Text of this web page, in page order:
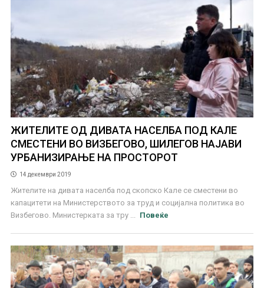
ЖИТЕЛИТЕ ОД ДИВАТА НАСЕЛБА ПОД КАЛЕ
СМЕСТЕНИ ВО ВИЗБЕГОВО, ШИЛЕГОВ НАЈАВИ
УРБАНИЗИРАЊЕ НА ПРОСТОРОТ
14 декември 2019
Жителите на дивата населба под скопско Кале се сместени во
капацитети на Министерството за труд и социјална политика во
Визбегово. Министерката за тру ...
Повеќе